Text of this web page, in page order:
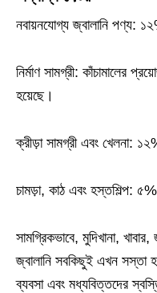
নবায়নযোগ্য জ্বালানি পণ্য:
নির্মাণ সামগ্রী: কাঁচামালের
হয়েছে।
ক্রীড়া সামগ্রী এবং খেলনা:
চামড়া, কাঠ এবং হস্তশিল্প:
সামগ্রিকভাবে, মুদিখানা,
জ্বালানি সবকিছুই এখন সস্তা
ব্যবসা এবং মধ্যবিত্তদের